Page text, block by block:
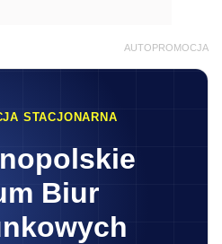
AUTOPROMOCJA
STACJONARNA
Biur